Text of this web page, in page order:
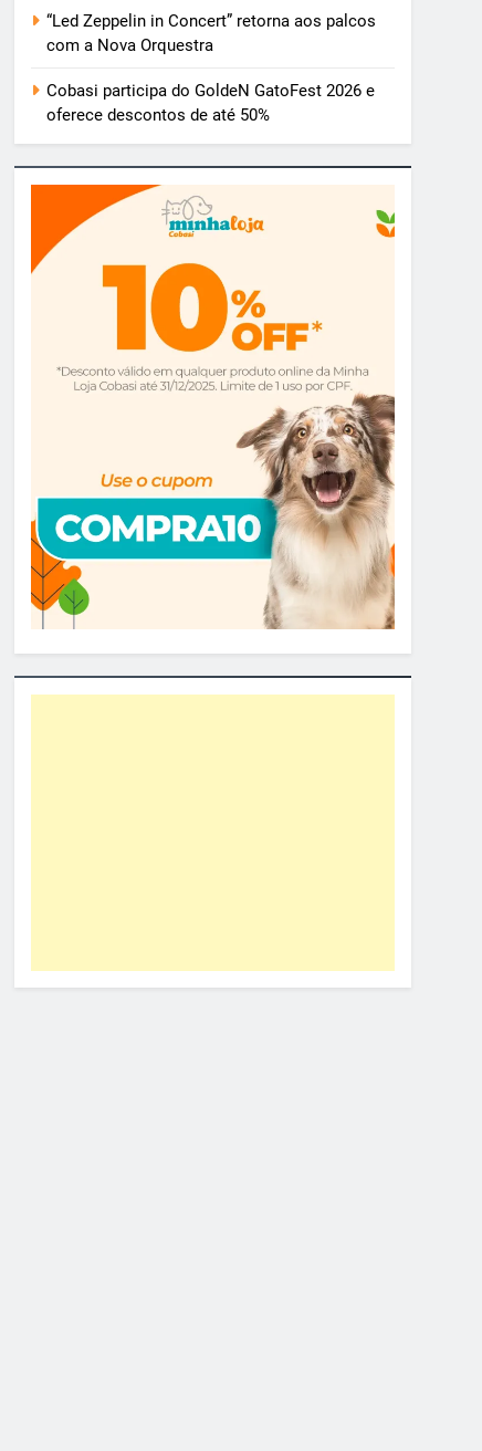
“Led Zeppelin in Concert” retorna aos palcos
com a Nova Orquestra
Cobasi participa do GoldeN GatoFest 2026 e
oferece descontos de até 50%